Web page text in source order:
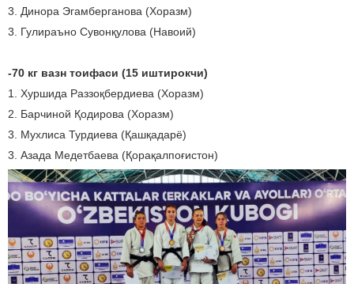
3. Динора Эгамберганова (Хоразм)
3. Гулираъно Сувонқулова (Навоий)
-70 кг вазн тоифаси (15 иштирокчи)
1. Хуршида Раззоқбердиева (Хоразм)
2. Барчиной Қодирова (Хоразм)
3. Мухлиса Турдиева (Қашқадарё)
3. Азада Медетбаева (Қорақалпоғистон)